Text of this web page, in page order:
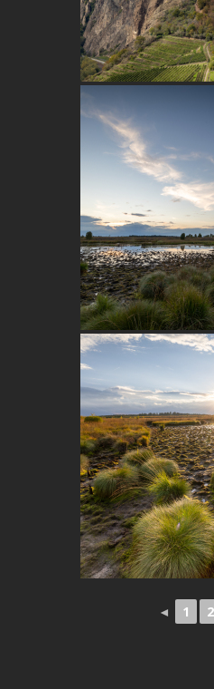
◄ 1 2